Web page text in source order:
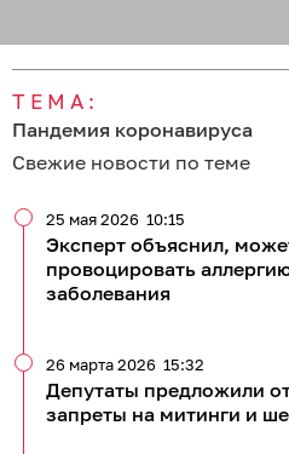
ТЕМА:
Пандемия коронавируса
Свежие новости по теме
Эксперт объяснил,
провоцировать
заболевания
25 мая 2026 10:15
Депутаты предложили
запреты на митинги и
26 марта 2026 15:32